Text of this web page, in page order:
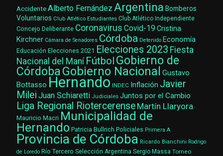
AccidenteAlberto Fernández Argentina Bomberos
Voluntarios Club Atlético Estudiantes Club Atlético Independiente
Concejo Deliberante Coronavirus Covid-19 Cristina
Kirchner Cámara de Senadores Córdoba Detenido Economía
Educación Elecciones 2021 Elecciones 2023 Fiesta
Nacional del Maní Fútbol Gobierno de
CórdobaGobierno Nacional Gustavo
Bottasso Hernando INDEC Inflación Javier
Milei Juan Schiaretti Judiciales Juntos por el Cambio
Liga Regional Riotercerense Martín Llaryora
Mauricio Macri Municipalidad de
Hernando Patricia Bullrich Policiales Primera A
Provincia de Córdoba Ricardo Bianchini Rodrigo
de Loredo Río Tercero Selección Argentina Sergio Massa Torneo